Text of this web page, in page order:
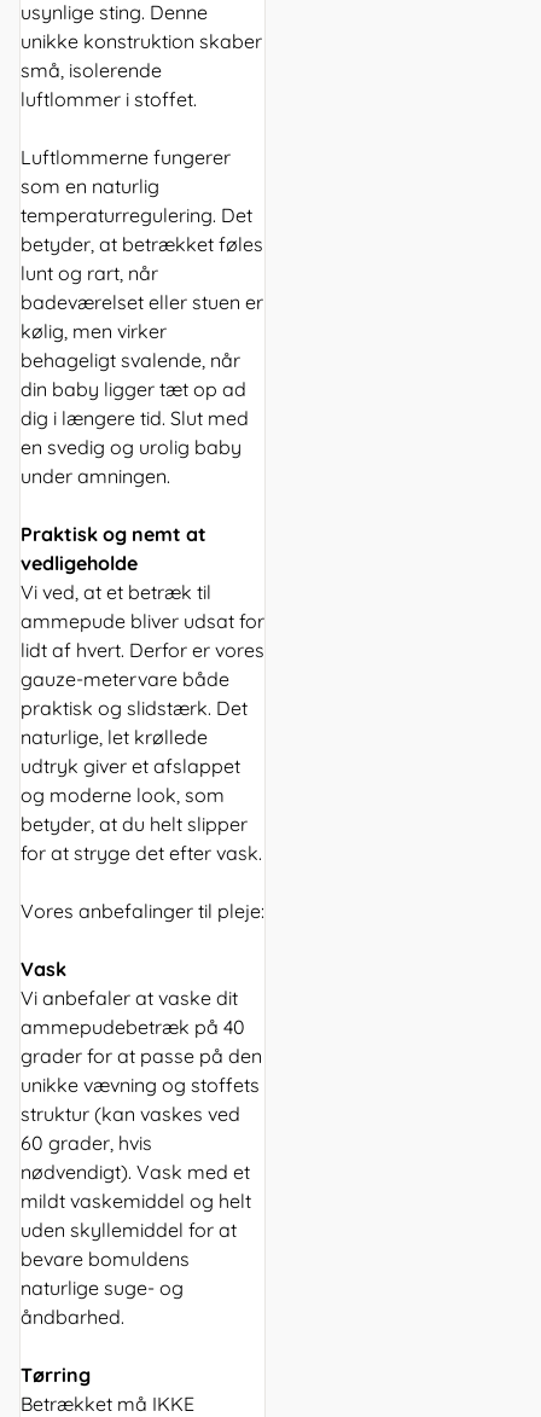
usynlige sting. Denne
unikke konstruktion skaber
små, isolerende
luftlommer i stoffet.
Luftlommerne fungerer
som en naturlig
temperaturregulering. Det
betyder, at betrækket føles
lunt og rart, når
badeværelset eller stuen er
kølig, men virker
behageligt svalende, når
din baby ligger tæt op ad
dig i længere tid. Slut med
en svedig og urolig baby
under amningen.
Praktisk og nemt at
vedligeholde
Vi ved, at et betræk til
ammepude bliver udsat for
lidt af hvert. Derfor er vores
gauze-metervare både
praktisk og slidstærk. Det
naturlige, let krøllede
udtryk giver et afslappet
og moderne look, som
betyder, at du helt slipper
for at stryge det efter vask.
Vores anbefalinger til pleje:
Vask
Vi anbefaler at vaske dit
ammepudebetræk på 40
grader for at passe på den
unikke vævning og stoffets
struktur (kan vaskes ved
60 grader, hvis
nødvendigt). Vask med et
mildt vaskemiddel og helt
uden skyllemiddel for at
bevare bomuldens
naturlige suge- og
åndbarhed.
Tørring
Betrækket må IKKE